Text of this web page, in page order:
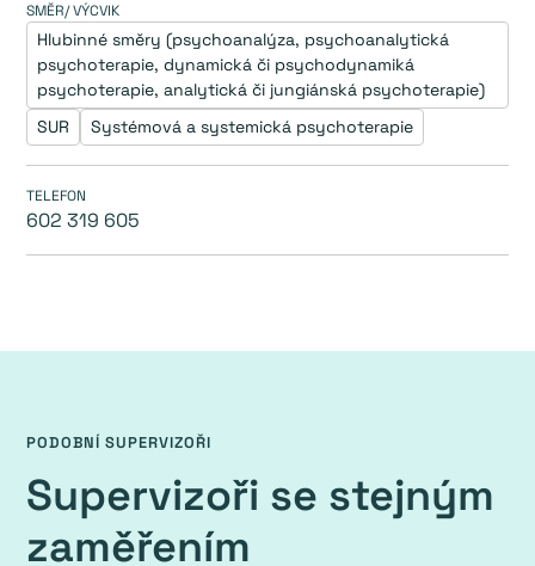
SMĚR/ VÝCVIK
Hlubinné směry (psychoanalýza, psychoanalytická
psychoterapie, dynamická či psychodynamiká
psychoterapie, analytická či jungiánská psychoterapie)
SUR
Systémová a systemická psychoterapie
TELEFON
602 319 605
PODOBNÍ SUPERVIZOŘI
Supervizoři se stejným
zaměřením